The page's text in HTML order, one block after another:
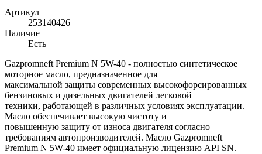
Артикул
253140426
Наличие
Есть
Gazpromneft Premium N 5W-40 - полностью синтетическое
моторное масло, предназначенное для
максимальной защиты современных высокофорсированных
бензиновых и дизельных двигателей легковой
техники, работающей в различных условиях эксплуатации.
Масло обеспечивает высокую чистоту и
повышенную защиту от износа двигателя согласно
требованиям автопроизводителей. Масло Gazpromneft
Premium N 5W-40 имеет официальную лицензию API SN.